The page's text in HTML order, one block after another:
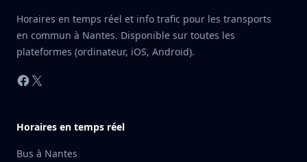
Horaires en temps réel et info trafic pour les transports
en commun à Nantes. Disponible sur toutes les
plateformes (ordinateur, iOS, Android).
Facebook
X
Horaires en temps réel
Bus à Nantes